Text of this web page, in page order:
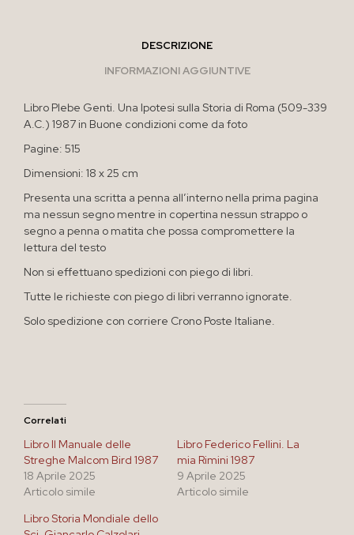
DESCRIZIONE
INFORMAZIONI AGGIUNTIVE
Libro Plebe Genti. Una Ipotesi sulla Storia di Roma (509-339
A.C.) 1987 in Buone condizioni come da foto
Pagine: 515
Dimensioni: 18 x 25 cm
Presenta una scritta a penna all’interno nella prima pagina
ma nessun segno mentre in copertina nessun strappo o
segno a penna o matita che possa compromettere la
lettura del testo
Non si effettuano spedizioni con piego di libri.
Tutte le richieste con piego di libri verranno ignorate.
Solo spedizione con corriere Crono Poste Italiane.
Correlati
Libro Il Manuale delle
Streghe Malcom Bird 1987
18 Aprile 2025
Articolo simile
Libro Federico Fellini. La
mia Rimini 1987
9 Aprile 2025
Articolo simile
Libro Storia Mondiale dello